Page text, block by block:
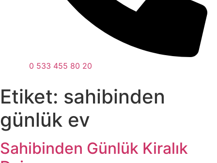
0 533 455 80 20
Etiket: sahibinden
günlük ev
Sahibinden Günlük Kiralık